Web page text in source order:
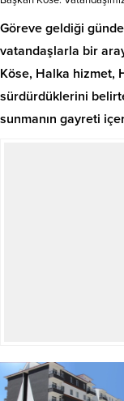
Göreve geldiği
vatandaşlarla bir
Köse, Halka hizmet,
sürdürdüklerini
sunmanın gayreti